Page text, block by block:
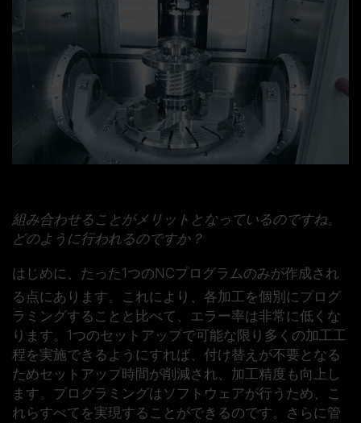
組み合わせることがメリットとなっているのですね。
どのように行われるのですか？
はじめに、たった1つのNCプログラムのみが作成され
る点にあります。これにより、各加工を個別にプログ
ラミングすることと比べて、エラー率は非常に低くな
ります。1つのセットアップで可能な限り多くの加工工
程を実施できるようにすれば、付け替えが不要となる
ためセットアップ時間が削減され、加工精度も向上し
ます。プログラミングはソフトウェアが行うため、こ
れらすべてを実現することができるのです。さらに管